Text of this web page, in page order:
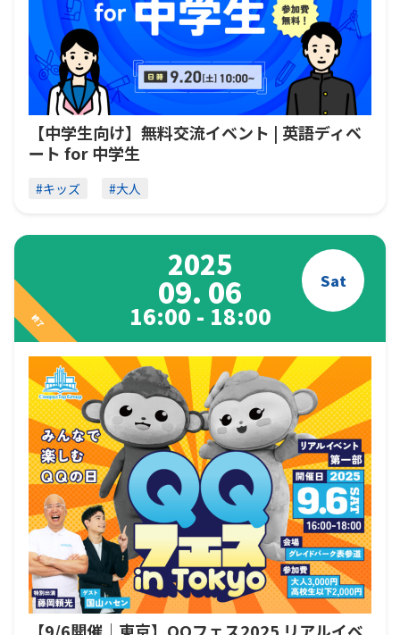
【中学生向け】無料交流イベント | 英語ディベ
ート for 中学生
#キッズ #大人
終了
2025
09. 06 Sat
16:00 - 18:00